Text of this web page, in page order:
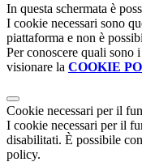
In questa schermata è
I cookie necessari sono
piattaforma e non è
Per conoscere quali sono
visionare la COOKIE
Cookie necessari per il
I cookie necessari per il
disabilitati. È possibile
policy.